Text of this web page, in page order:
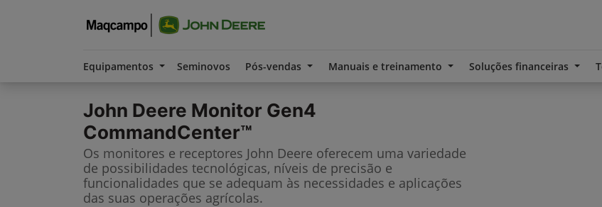
Equipamentos Seminovos Pós-vendas Manuais e treinamento Soluções financeiras
John Deere Monitor Gen4
CommandCenter™
Os monitores e receptores John Deere oferecem uma variedade
de possibilidades tecnológicas, níveis de precisão e
funcionalidades que se adequam às necessidades e aplicações
das suas operações agrícolas.